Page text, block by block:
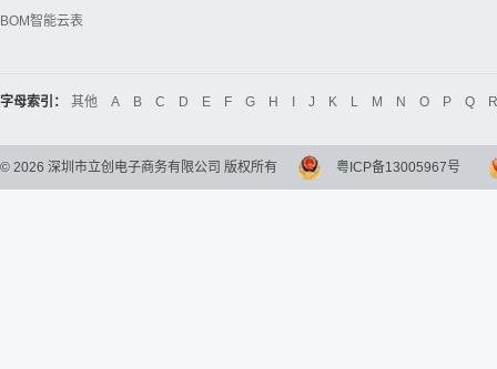
BOM智能云表
字母索引： 其他 A B C D E F G H J K L M N O P Q R
© 2026 深圳市立创电子商务有限公司 版权所有 粤ICP备13005967号